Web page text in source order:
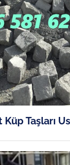
Taşları